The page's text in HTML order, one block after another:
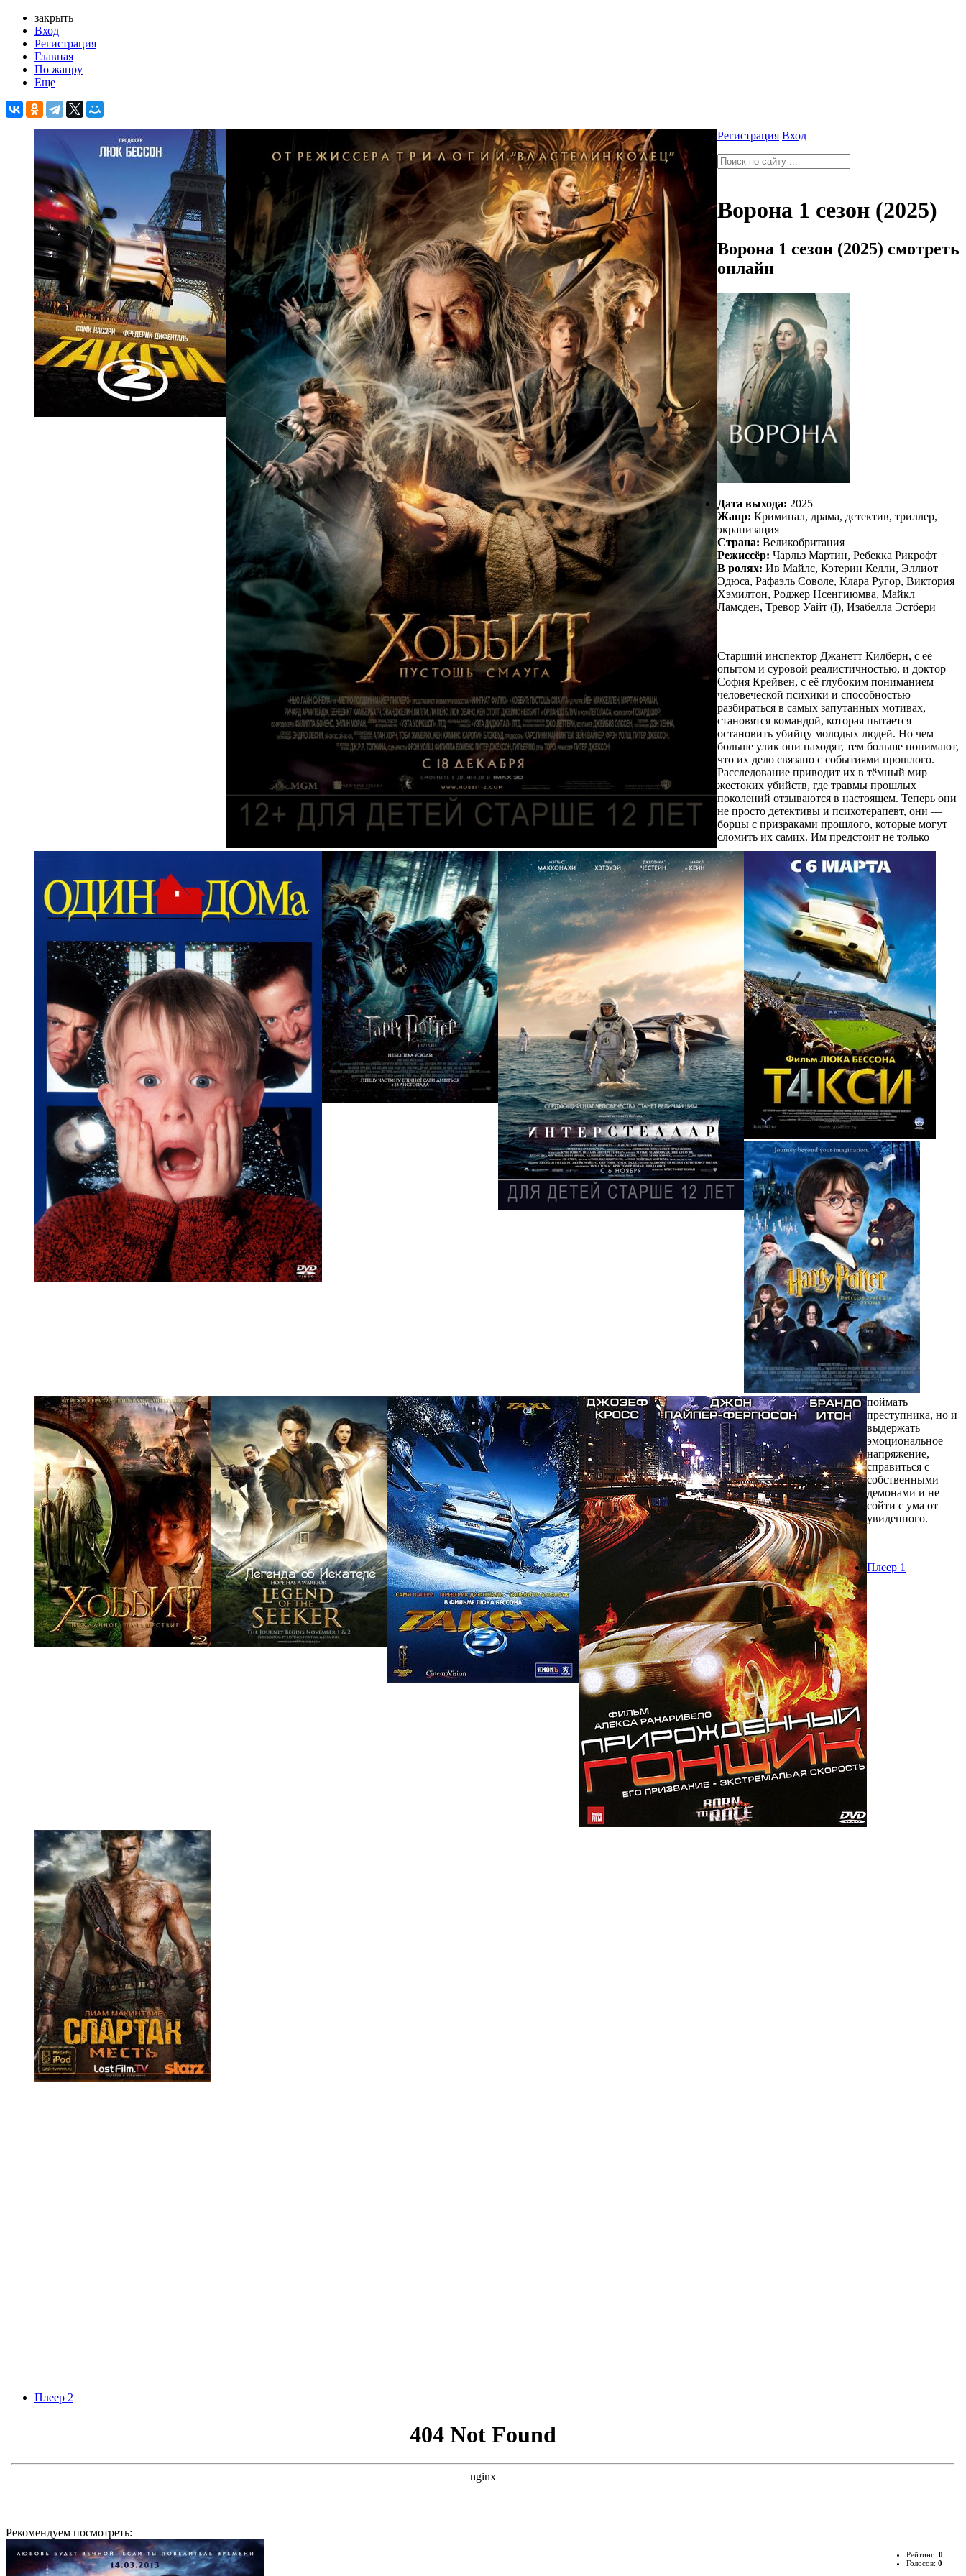
закрыть
Вход
Регистрация
Главная
По жанру
Еще
Регистрация Вход
Ворона 1 сезон (2025)
Ворона 1 сезон (2025) смотреть
онлайн
Дата выхода: 2025
Жанр: Криминал, драма, детектив, триллер,
экранизация
Страна: Великобритания
Режиссёр: Чарльз Мартин, Ребекка Рикрофт
В ролях: Ив Майлс, Кэтерин Келли, Эллиот
Эдюса, Рафаэль Соволе, Клара Ругор, Виктория
Хэмилтон, Роджер Нсенгиюмва, Майкл
Ламсден, Тревор Уайт (I), Изабелла Эстбери
Старший инспектор Джанетт Килберн, с её
опытом и суровой реалистичностью, и доктор
София Крейвен, с её глубоким пониманием
человеческой психики и способностью
разбираться в самых запутанных мотивах,
становятся командой, которая пытается
остановить убийцу молодых людей. Но чем
больше улик они находят, тем больше понимают,
что их дело связано с событиями прошлого.
Расследование приводит их в тёмный мир
жестоких убийств, где травмы прошлых
поколений отзываются в настоящем. Теперь они
не просто детективы и психотерапевт, они —
борцы с призраками прошлого, которые могут
сломить их самих. Им предстоит не только
поймать
преступника, но и
выдержать
эмоциональное
напряжение,
справиться с
собственными
демонами и не
сойти с ума от
увиденного.
Плеер 1
Плеер 2
Рекомендуем посмотреть:
Рейтинг: 0
Голосов: 0